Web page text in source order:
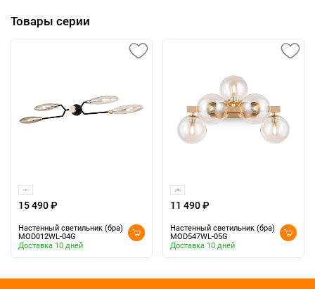
Товары серии
15 490 ₽
Настенный светильник (бра)
MOD012WL-04G
Доставка 10 дней
11 490 ₽
Настенный светильник (бра)
MOD547WL-05G
Доставка 10 дней